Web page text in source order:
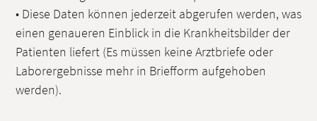
• Diese Daten können jederzeit abgerufen werden, was
einen genaueren Einblick in die Krankheitsbilder der
Patienten liefert (Es müssen keine Arztbriefe oder
Laborergebnisse mehr in Briefform aufgehoben
werden).